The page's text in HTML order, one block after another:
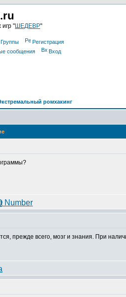
игр "ШЕДЕВР"
Группы
Регистрация
сообщения Вход
ромхакинг
прежде всего, мозг и знания. При